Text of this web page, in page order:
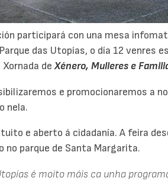
participará con una mesa
das Utopías, o día 12 venres
Xornada deXénero, Mulleres e
e promocionaremos a
nela.
e aberto á cidadanía. A feira
no parque de Santa Margarita.
é moito máis ca unha